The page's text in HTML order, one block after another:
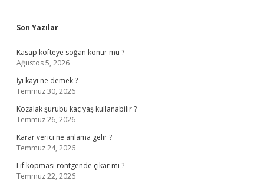
Sidebar
Son Yazılar
Kasap köfteye soğan konur mu ?
Ağustos 5, 2026
İyi kayı ne demek ?
Temmuz 30, 2026
Kozalak şurubu kaç yaş kullanabilir ?
Temmuz 26, 2026
Karar verici ne anlama gelir ?
Temmuz 24, 2026
Lif kopması röntgende çıkar mı ?
Temmuz 22, 2026